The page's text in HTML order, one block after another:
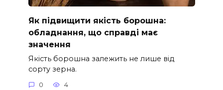
Як підвищити якість борошна:
обладнання, що справді має
значення
Якість борошна залежить не лише від
сорту зерна.
0 4